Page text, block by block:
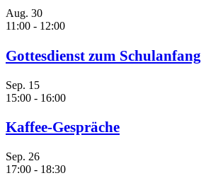
Aug. 30
11:00 - 12:00
Gottesdienst zum Schulanfang
Sep. 15
15:00 - 16:00
Kaffee-Gespräche
Sep. 26
17:00 - 18:30